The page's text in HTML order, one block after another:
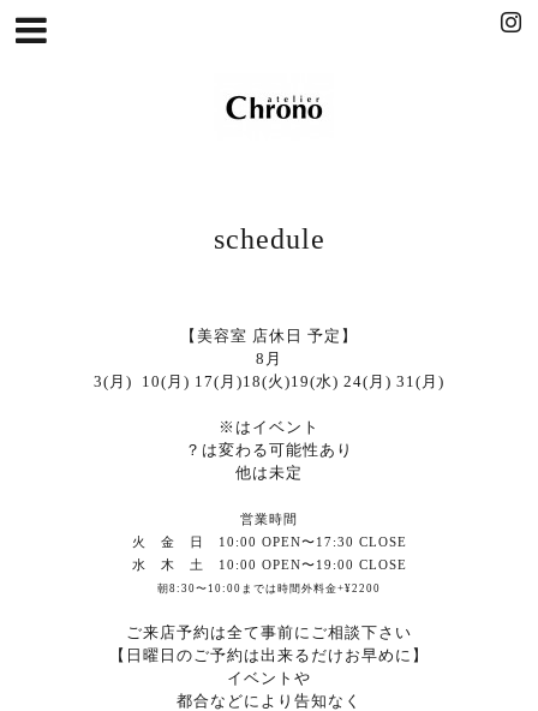
schedule
【美容室 店休日 予定】
8月
3(月) 10(月) 17(月)18(火)19(水) 24(月) 31(月)
※はイベント
？は変わる可能性あり
他は未定
営業時間
火 金 日
10:00 OPEN〜17:30 CLOSE
水 木 土 10:00 OPEN〜19:00 CLOSE
朝8:30〜10:00までは時間外料金+¥2200
ご来店予約は全て事前にご相談下さい
【日曜日のご予約は出来るだけお早めに】
イベントや
都合などにより告知なく